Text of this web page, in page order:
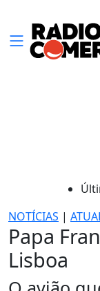
NOTÍCIAS |
Papa
Lisboa